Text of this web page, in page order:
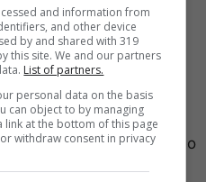
precedentemente, spesso
riguardo o
and information from
and other device
by and shared with 319
this site. We and our partners
List of partners.
personal data on the basis
can object to by managing
at the bottom of this page
withdraw consent in privacy